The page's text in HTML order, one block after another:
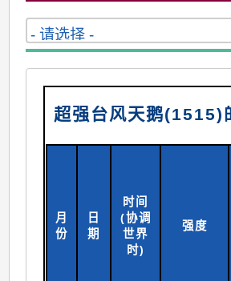
超强台风天鹅(1515)
月
份
日
期
时间
(协调
世界
时)
强度